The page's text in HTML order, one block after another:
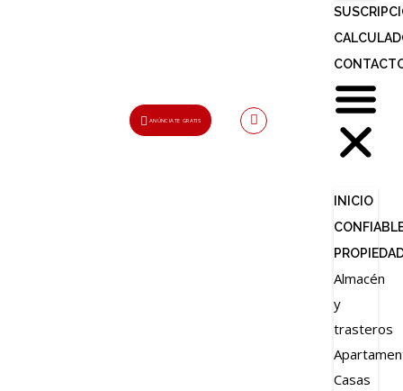
INICIO
Almacén
y
trasteros
Casas
ANÚNCIATE GRATIS